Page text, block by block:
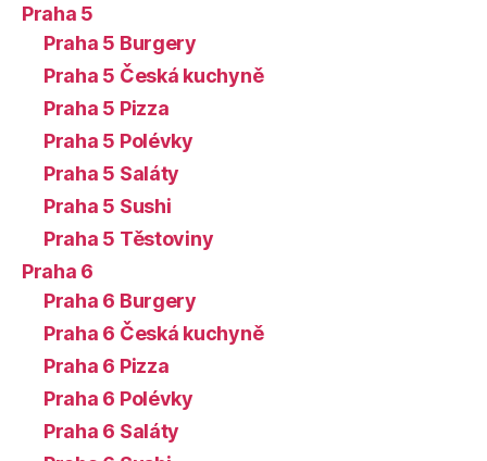
Praha 5
Praha 5 Burgery
Praha 5 Česká kuchyně
Praha 5 Pizza
Praha 5 Polévky
Praha 5 Saláty
Praha 5 Sushi
Praha 5 Těstoviny
Praha 6
Praha 6 Burgery
Praha 6 Česká kuchyně
Praha 6 Pizza
Praha 6 Polévky
Praha 6 Saláty